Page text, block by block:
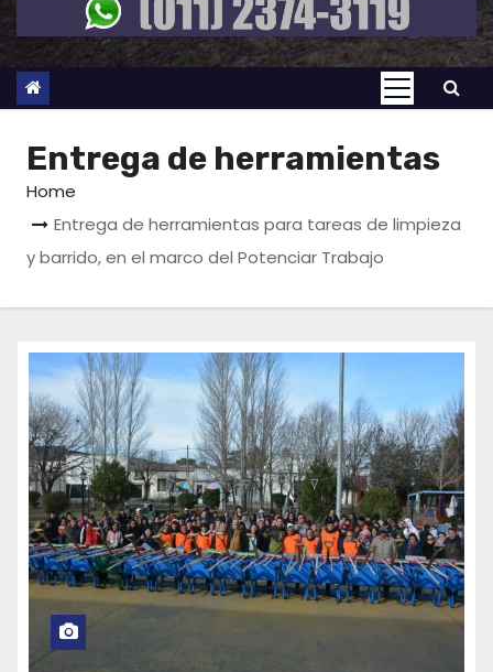
Entrega de herramientas
Home
Entrega de herramientas para tareas de limpieza
y barrido, en el marco del Potenciar Trabajo